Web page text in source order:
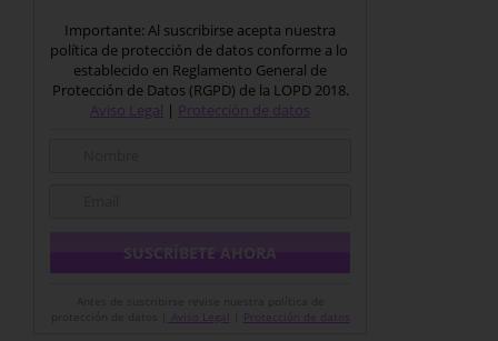
Importante: Al suscribirse acepta nuestra
política de protección de datos conforme a lo
establecido en Reglamento General de
Protección de Datos (RGPD) de la LOPD 2018.
Aviso Legal | Protección de datos
Aviso Legal Protección de datos